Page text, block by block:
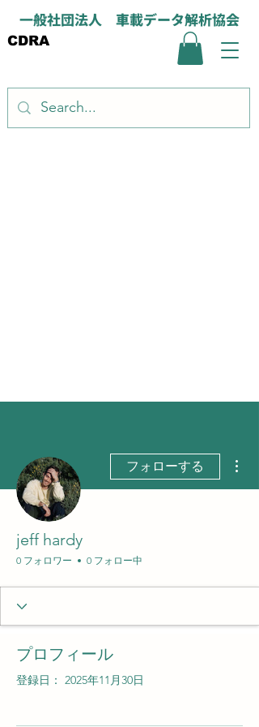
一般社団法人 車載データ解析協会
CDRA
フォローする
jeff hardy
0 フォロワー 0 フォロー中
プロフィール
登録日： 2025年11月30日